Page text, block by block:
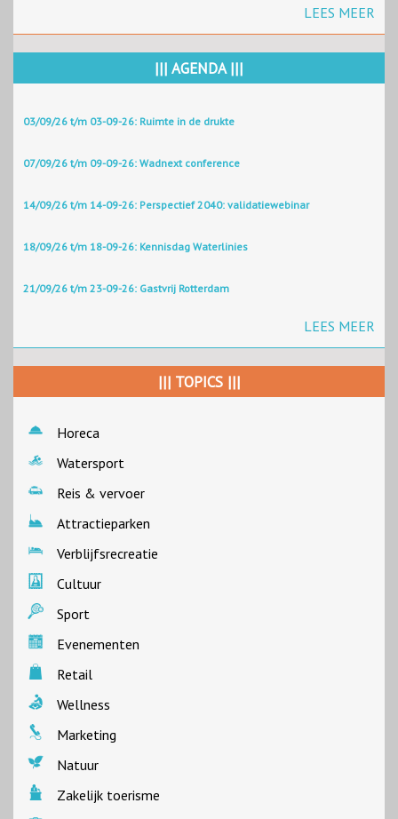
LEES MEER
||| AGENDA |||
03/09/26 t/m 03-09-26: Ruimte in de drukte
07/09/26 t/m 09-09-26: Wadnext conference
14/09/26 t/m 14-09-26: Perspectief 2040: validatiewebinar
18/09/26 t/m 18-09-26: Kennisdag Waterlinies
21/09/26 t/m 23-09-26: Gastvrij Rotterdam
LEES MEER
||| TOPICS |||
Horeca
Watersport
Reis & vervoer
Attractieparken
Verblijfsrecreatie
Cultuur
Sport
Evenementen
Retail
Wellness
Marketing
Natuur
Zakelijk toerisme